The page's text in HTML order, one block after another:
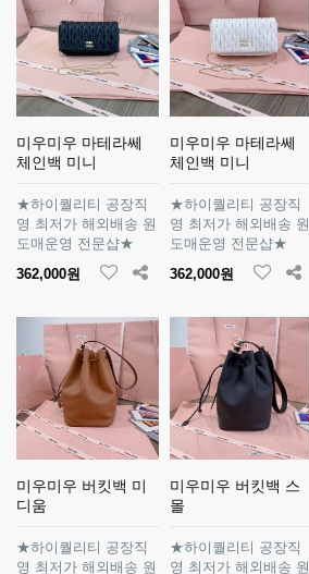
미우미우 마테라쎄
체인백 미니
★하이퀄리티 공장직
영 최저가 해외배송 원
도매운영 전문샵★
362,000원
미우미우 마테라쎄
체인백 미니
★하이퀄리티 공장직
영 최저가 해외배송 원
도매운영 전문샵★
362,000원
미우미우 버킷백 미
디움
★하이퀄리티 공장직
영 최저가 해외배송 원
미우미우 버킷백 스
몰
★하이퀄리티 공장직
영 최저가 해외배송 원